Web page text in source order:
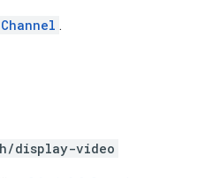
Channel .
display-video